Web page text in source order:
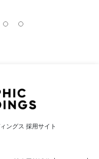
ングス 採用サイト